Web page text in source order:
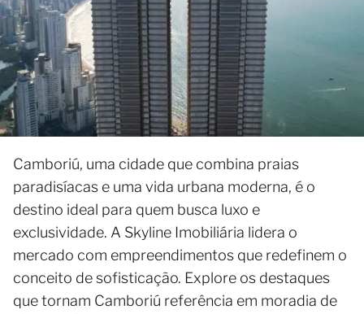
Camboriú, uma cidade que combina praias
paradisíacas e uma vida urbana moderna, é o
destino ideal para quem busca luxo e
exclusividade. A Skyline Imobiliária lidera o
mercado com empreendimentos que redefinem o
conceito de sofisticação. Explore os destaques
que tornam Camboriú referência em moradia de